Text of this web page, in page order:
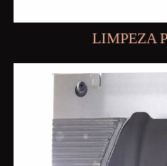
LIMPEZA